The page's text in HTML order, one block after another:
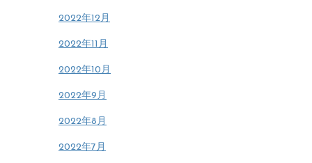
2022年12月
2022年11月
2022年10月
2022年9月
2022年8月
2022年7月